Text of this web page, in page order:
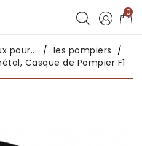
0
pour...
les pompiers
Casque de Pompier F1